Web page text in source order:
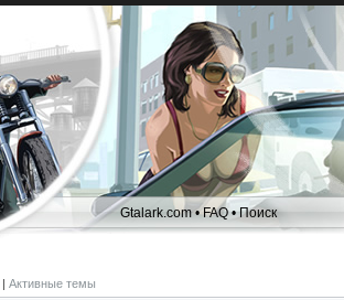
Gtalark.com •FAQ•Поиск
| Активные темы